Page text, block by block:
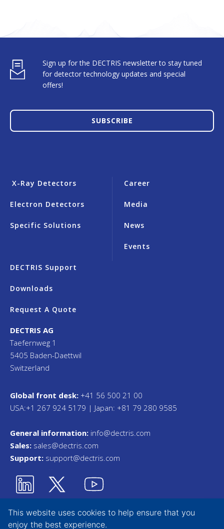
Sign up for the DECTRIS newsletter to stay tuned
for detector technology updates and special
offers!
SUBSCRIBE
X-Ray Detectors
Electron Detectors
Specific Solutions
Career
Media
News
Events
DECTRIS Support
Downloads
Request A Quote
DECTRIS AG
Taefernweg 1
5405 Baden-Daettwil
Switzerland
Global front desk: +41 56 500 21 00
USA:+1 267 924 5179 | Japan: +81 79 280 9585
General information: info@dectris.com
Sales: sales@dectris.com
Support: support@dectris.com
This website uses cookies to help ensure that you
enjoy the best experience.